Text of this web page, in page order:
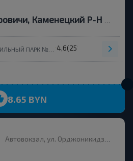
4,6(251)
8.65 BYN
Автовокзал, ул. Орджоникидзе, 12